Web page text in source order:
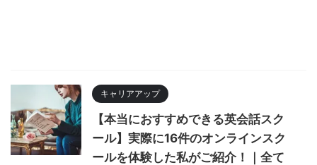
キャリアアップ
【本当におすすめできる英会話スク
ール】実際に16件のオンラインスク
ールを体験した私がご紹介！｜全て